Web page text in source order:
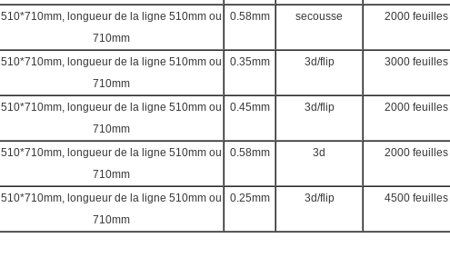
510*710mm, longueur de la ligne 510mm ou
710mm
0.58mm secousse 2000 feuilles
510*710mm, longueur de la ligne 510mm ou
710mm
0.35mm 3d/flip 3000 feuilles
510*710mm, longueur de la ligne 510mm ou
710mm
0.45mm 3d/flip 2000 feuilles
510*710mm, longueur de la ligne 510mm ou
710mm
0.58mm 3d 2000 feuilles
510*710mm, longueur de la ligne 510mm ou
710mm
0.25mm 3d/flip 4500 feuilles